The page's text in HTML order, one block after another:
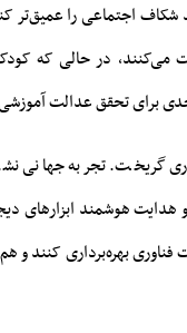
شکاف اجتماعی را عمیق‌تر
می‌کنند، در حالی که
جدی برای تحقق عدالت
گریخت. تجربه جهانی
هوشمند ابزارهای
بهره‌برداری کنند و